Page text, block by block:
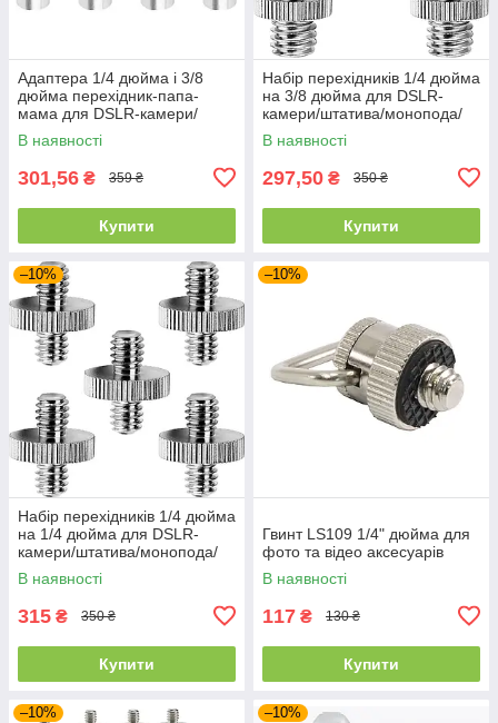
Адаптера 1/4 дюйма і 3/8
дюйма перехідник-папа-
мама для DSLR-камери/
штатива/монопода/кульової
головки/спалаху
В наявності
301,56 ₴ 359 ₴
Купити
Набір перехідників 1/4 дюйма
на 3/8 дюйма для DSLR-
камери/штатива/монопода/
кульової головки/спалаху
В наявності
297,50 ₴ 350 ₴
Купити
–10%
Набір перехідників 1/4 дюйма
на 1/4 дюйма для DSLR-
камери/штатива/монопода/
кульової головки/спалаху
В наявності
315 ₴ 350 ₴
Купити
–10%
Гвинт LS109 1/4" дюйма для
фото та відео аксесуарів
В наявності
117 ₴ 130 ₴
Купити
–10% –10%